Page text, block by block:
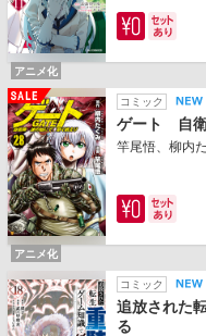
アニメ化
コミック
ゲート 自
竿尾悟、柳内
アニメ化
コミック
追放された
る